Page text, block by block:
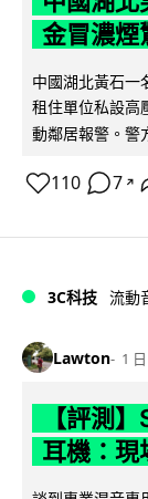
金冒濃煙
中國湖北黃石一
租住單位私設高
動鄰居報警。警
110 7 ↗
3C科技 流動
Lawton 1 日
【評測
耳機：現